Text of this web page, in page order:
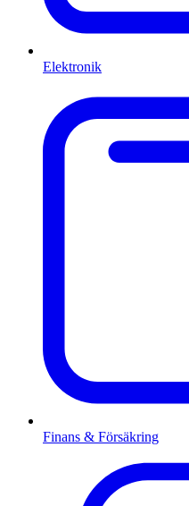
Elektronik
Finans & Försäkring